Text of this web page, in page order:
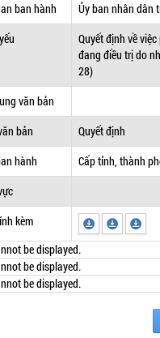
ban hành
Ủy ban nhân dân
Quyết định về
đang điều trị do
28)
văn bản
bản
Quyết định
hành
Cấp tỉnh, thành
kèm
be displayed.
be displayed.
be displayed.